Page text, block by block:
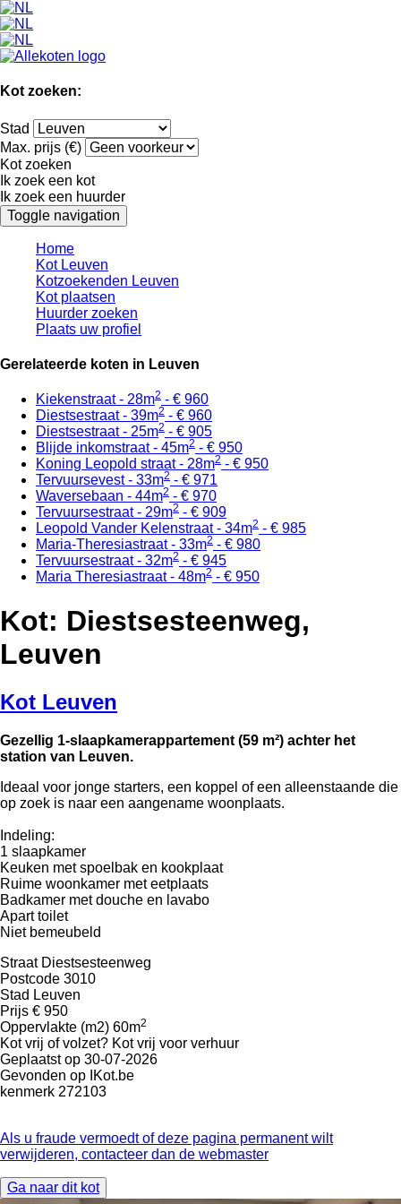
Kot zoeken:
Stad
Max. prijs (€)
Kot zoeken
Ik zoek een kot
Ik zoek een huurder
Toggle navigation
Home
Kot Leuven
Kotzoekenden Leuven
Kot plaatsen
Huurder zoeken
Plaats uw profiel
Gerelateerde koten in Leuven
Kiekenstraat - 28m2 - € 960
Diestsestraat - 39m2 - € 960
Diestsestraat - 25m2 - € 905
Blijde inkomstraat - 45m2 - € 950
Koning Leopold straat - 28m2 - € 950
Tervuursevest - 33m2 - € 971
Waversebaan - 44m2 - € 970
Tervuursestraat - 29m2 - € 909
Leopold Vander Kelenstraat - 34m2 - € 985
Maria-Theresiastraat - 33m2 - € 980
Tervuursestraat - 32m2 - € 945
Maria Theresiastraat - 48m2 - € 950
Kot: Diestsesteenweg,
Leuven
Kot Leuven
Gezellig 1-slaapkamerappartement (59 m²) achter het
station van Leuven.
Ideaal voor jonge starters, een koppel of een alleenstaande die
op zoek is naar een aangename woonplaats.
Indeling:
1 slaapkamer
Keuken met spoelbak en kookplaat
Ruime woonkamer met eetplaats
Badkamer met douche en lavabo
Apart toilet
Niet bemeubeld
StraatDiestsesteenweg
Postcode 3010
Stad Leuven
Prijs € 950
Oppervlakte (m2) 60m2
Kot vrij of volzet? Kot vrij voor verhuur
Geplaatst op 30-07-2026
Gevonden op IKot.be
kenmerk 272103
Als u fraude vermoedt of deze pagina permanent wilt
verwijderen, contacteer dan de webmaster
Ga naar dit kot